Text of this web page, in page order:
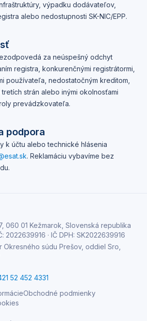
výpadku dodávateľov,
alebo nedostupnosti SK-NIC/EPP.
za neúspešný odchyt
registra, konkurenčnými registrátormi,
používateľa, nedostatočným kreditom,
strán alebo inými okolnosťami
prevádzkovateľa.
podpora
k účtu alebo technické hlásenia
. Reklamáciu vybavíme bez
060 01 Kežmarok, Slovenská republika
2022639916 · IČ DPH: SK2022639916
súdu Prešov, oddiel Sro,
52 452 4331
Obchodné podmienky